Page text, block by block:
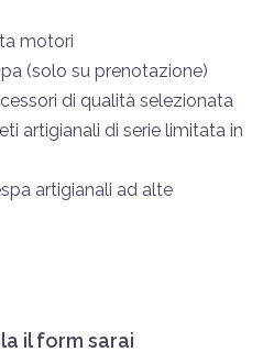
motori
(solo su prenotazione)
di qualità selezionata
artigianali di serie limitata in
artigianali ad alte
il form sarai